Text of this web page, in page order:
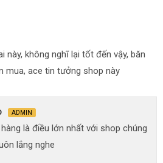
này, không nghĩ lại tốt đến vậy, băn
mua, ace tin tưởng shop này
ADMIN
là điều lớn nhất với shop chúng
lắng nghe